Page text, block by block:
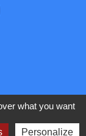
what you want
Personalize